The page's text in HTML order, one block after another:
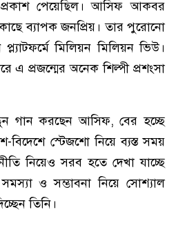
প্রকাশ পেয়েছিল। আসিফ আকবর
ব্যাপক জনপ্রিয়। তার পুরোনো
মিলিয়ন মিলিয়ন ভিউ।
এ প্রজন্মের অনেক শিল্পী প্রশংসা
গান করছেন আসিফ, বের হচ্ছে
বিদেশে স্টেজশো নিয়ে ব্যস্ত সময়
নিয়েও সরব হতে দেখা যাচ্ছে
সমস্যা ও সম্ভাবনা নিয়ে সোশ্যাল
তিনি।